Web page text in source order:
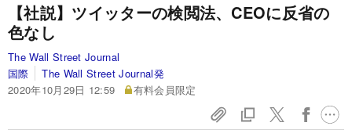
【社説】ツイッターの検閲法、CEOに反省の
色なし
The Wall Street Journal
国際
The Wall Street Journal発
2020年10月29日 12:59
有料会員限定